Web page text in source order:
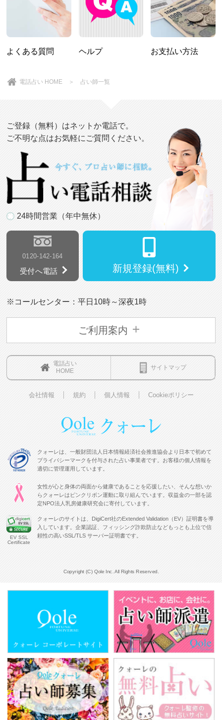
よくある質問 ヘルプ お支払い方法
電話占い HOME ＞ 占い師一覧
ご登録（無料）はネットか電話で。
ご不明な点はお気軽にご質問ください。
24時間営業（年中無休）
0120-142-164
受付へ電話 新規登録(無料)
※コールセンター：平日10時～深夜1時
ご利用案内
電話占い
HOME
サイトマップ
会社情報 規約 個人情報 Cookieポリシー
クォーレは、一般財団法人日本情報経済社会推進協会より日本で初めて
プライバシーマークを付与された占い事業者です。お客様の個人情報を
適切に管理運用しています。
女性が心と身体の両面から健康であることを応援したい、そんな想いか
らクォーレはピンクリボン運動に取り組んでいます。収益金の一部を認
定NPO法人乳房健康研究会に寄付しています。
EV SSL
Certificate
クォーレのサイトは、DigiCert社のExtended Validation（EV）証明書を導
入しています。企業認証、フィッシング詐欺防止などもっとも上位で信
頼性の高いSSL/TLS サーバー証明書です。
Copyright (C) Qole Inc. All Rights Reserved.